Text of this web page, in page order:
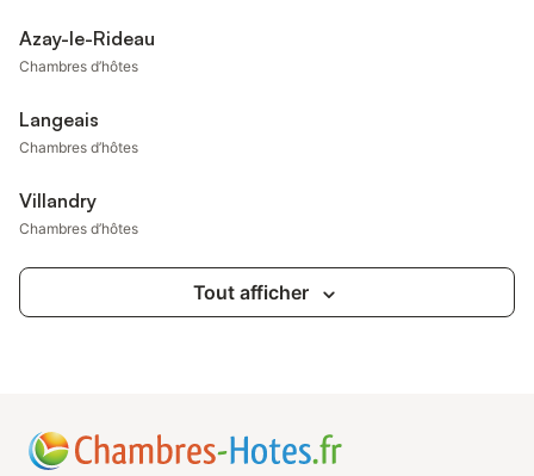
Azay-le-Rideau
Chambres d’hôtes
Langeais
Chambres d’hôtes
Villandry
Chambres d’hôtes
Tout afficher